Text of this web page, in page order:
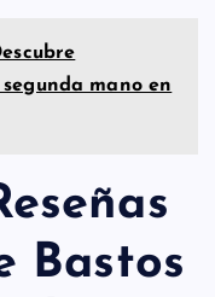
mano en
Bastos